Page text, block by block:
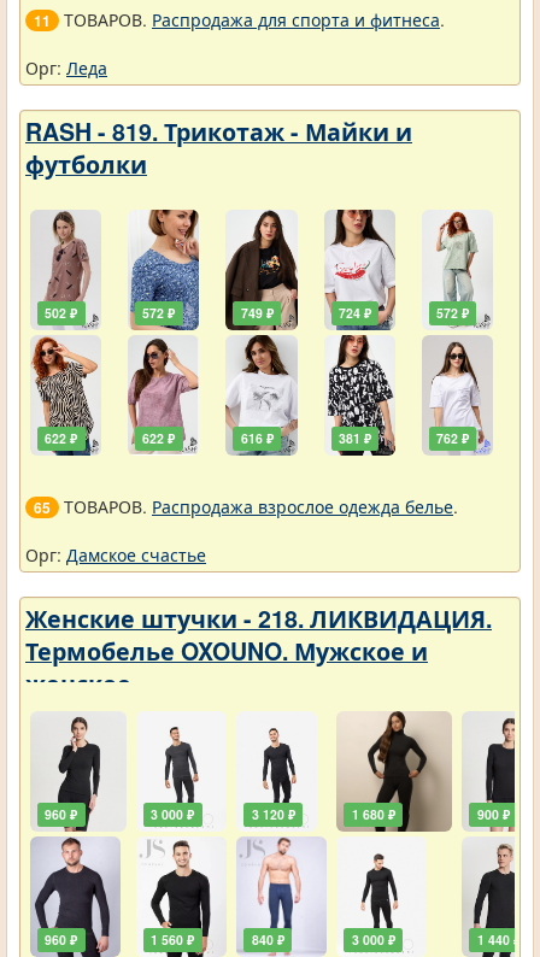
11 ТОВАРОВ. Распродажа для спорта и фитнеса.
Орг: Леда
RASH - 819. Трикотаж - Майки и
футболки
502 ₽
622 ₽
572 ₽
622 ₽
749 ₽
616 ₽
724 ₽
381 ₽
572 ₽
762 ₽
65 ТОВАРОВ. Распродажа взрослое одежда белье.
Орг: Дамское счастье
Женские штучки - 218. ЛИКВИДАЦИЯ.
Термобелье OXOUNO. Мужское и
женское
960 ₽
960 ₽
3 000 ₽
1 560 ₽
3 120 ₽
840 ₽
1 680 ₽
3 000 ₽
900 ₽
1 440 ₽